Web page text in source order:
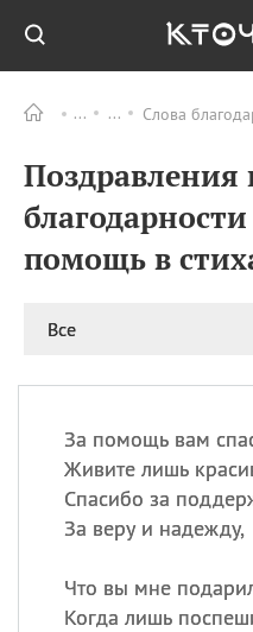
Слова
Поздравления
помощь в
Все
За помощь вам
Живите лишь
Спасибо за
За веру и надежду,
Что вы мне
Когда лишь